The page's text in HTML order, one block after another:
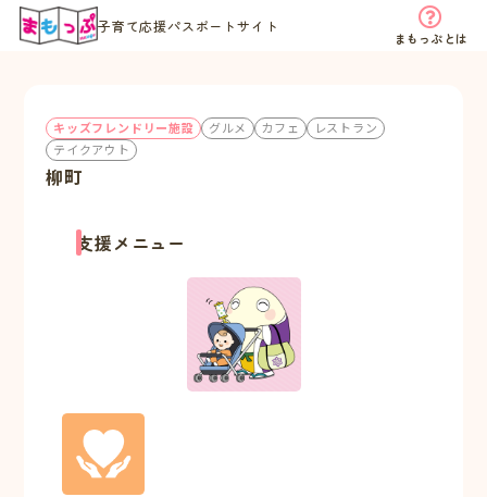
子育て応援パスポートサイト
まもっぷとは
キッズフレンドリー施設 グルメ カフェ
レストラン
テイクアウト
柳町
支援メニュー